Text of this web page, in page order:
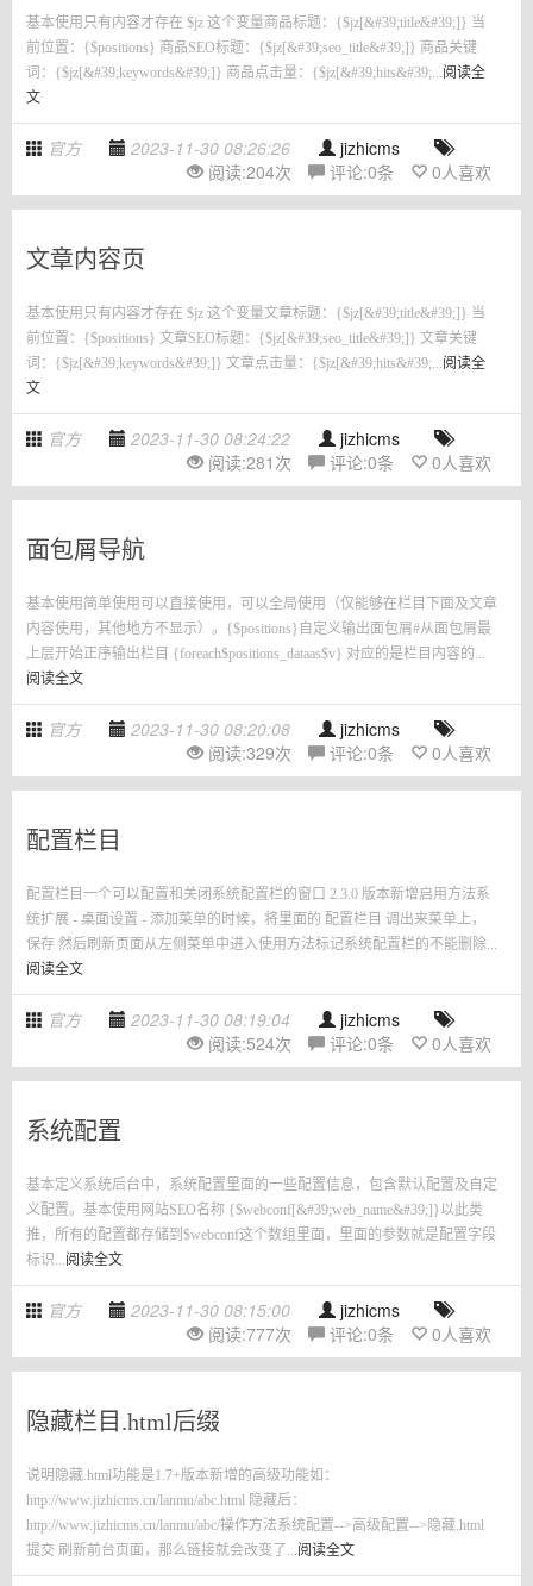
基本使用只有内容才存在 $jz 这个变量商品标题：{$jz[&#39;title&#39;]} 当
前位置：{$positions} 商品SEO标题：{$jz[&#39;seo_title&#39;]} 商品关键
词：{$jz[&#39;keywords&#39;]} 商品点击量：{$jz[&#39;hits&#39;...阅读全
文
官方 2023-11-30 08:26:26
jizhicms
阅读:204次 评论:0条 0人喜欢
文章内容页
基本使用只有内容才存在 $jz 这个变量文章标题：{$jz[&#39;title&#39;]} 当
前位置：{$positions} 文章SEO标题：{$jz[&#39;seo_title&#39;]} 文章关键
词：{$jz[&#39;keywords&#39;]} 文章点击量：{$jz[&#39;hits&#39;...阅读全
文
官方 2023-11-30 08:24:22
jizhicms
阅读:281 次 评论:0条 0人喜欢
面包屑导航
基本使用简单使用可以直接使用，可以全局使用（仅能够在栏目下面及文章
内容使用，其他地方不显示）。{$positions}自定义输出面包屑#从面包屑最
上层开始正序输出栏目 {foreach$positions_dataas$v} 对应的是栏目内容的...
阅读全文
官方 2023-11-30 08:20:08
jizhicms
阅读:329次 评论:0条 0人喜欢
配置栏目
配置栏目一个可以配置和关闭系统配置栏的窗口 2.3.0 版本新增启用方法系
统扩展 - 桌面设置 - 添加菜单的时候，将里面的 配置栏目 调出来菜单上，
保存 然后刷新页面从左侧菜单中进入使用方法标记系统配置栏的不能删除...
阅读全文
官方 2023-11-30 08:19:04
jizhicms
阅读:524次 评论:0条 0人喜欢
系统配置
基本定义系统后台中，系统配置里面的一些配置信息，包含默认配置及自定
义配置。基本使用网站SEO名称 {$webconf[&#39;web_name&#39;]}以此类
推，所有的配置都存储到$webconf这个数组里面，里面的参数就是配置字段
标识...阅读全文
官方 2023-11-30 08:15:00
jizhicms
阅读:777次 评论:0条 0人喜欢
隐藏栏目.html后缀
说明隐藏.html功能是1.7+版本新增的高级功能如：
http://www.jizhicms.cn/lanmu/abc.html 隐藏后：
http://www.jizhicms.cn/lanmu/abc/操作方法系统配置-->高级配置-->隐藏.html
提交 刷新前台页面，那么链接就会改变了...阅读全文